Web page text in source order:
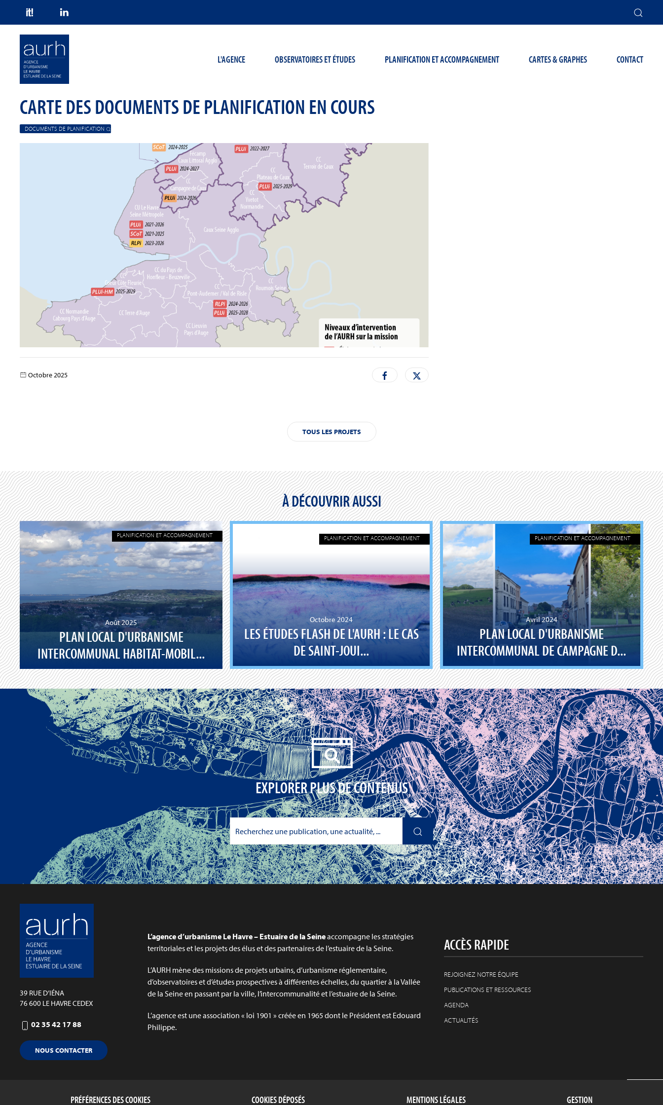
L'AGENCE OBSERVATOIRES ET ÉTUDES PLANIFICATION ET ACCOMPAGNEMENT CARTES & GRAPHES CONTACT
CARTE DES DOCUMENTS DE PLANIFICATION EN COURS
DOCUMENTS DE PLANIFICATION
Octobre 2025
TOUS LES PROJETS
À DÉCOUVRIR AUSSI
PLANIFICATION ET ACCOMPAGNEMENT
Août 2025
PLAN LOCAL D'URBANISME
INTERCOMMUNAL HABITAT-MOBIL...
PLANIFICATION ET ACCOMPAGNEMENT
Octobre 2024
LES ÉTUDES FLASH DE L'AURH : LE CAS
DE SAINT-JOUI...
PLANIFICATION ET ACCOMPAGNEMENT
Avril 2024
PLAN LOCAL D'URBANISME
INTERCOMMUNAL DE CAMPAGNE D...
EXPLORER PLUS DE CONTENUS
39 RUE D’IÉNA
76 600 LE HAVRE CEDEX
02 35 42 17 88
NOUS CONTACTER
L’agence d’urbanisme Le Havre – Estuaire de la Seineaccompagne les stratégies
territoriales et les projets des élus et des partenaires de l’estuaire de la Seine.
L’AURH mène des missions de projets urbains, d’urbanisme réglementaire,
d’observatoires et d’études prospectives à différentes échelles, du quartier à la Vallée
de la Seine en passant par la ville, l’intercommunalité et l’estuaire de la Seine.
L’agence est une association « loi 1901 » créée en 1965 dont le Président est Edouard
Philippe.
ACCÈS RAPIDE
REJOIGNEZ NOTRE ÉQUIPE
PUBLICATIONS ET RESSOURCES
AGENDA
ACTUALITÉS
PRÉFÉRENCES DES COOKIES COOKIES DÉPOSÉS MENTIONS LÉGALES GESTION